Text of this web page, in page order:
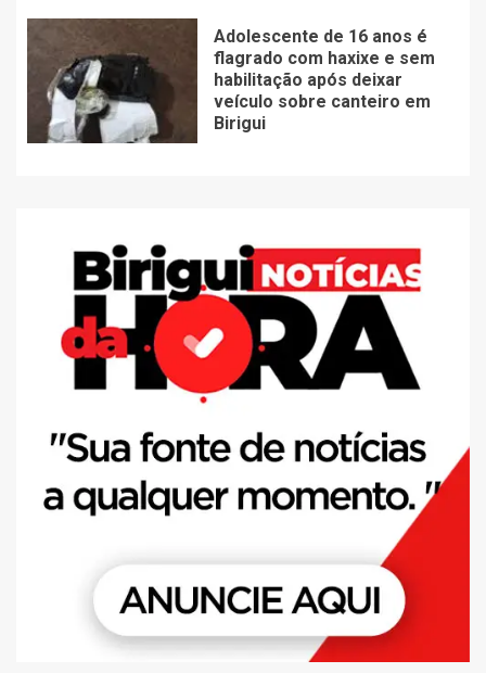
Adolescente de 16 anos é
flagrado com haxixe e sem
habilitação após deixar
veículo sobre canteiro em
Birigui